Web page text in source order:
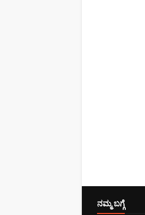
ನಮ್ಮ ಬಗ್ಗೆ